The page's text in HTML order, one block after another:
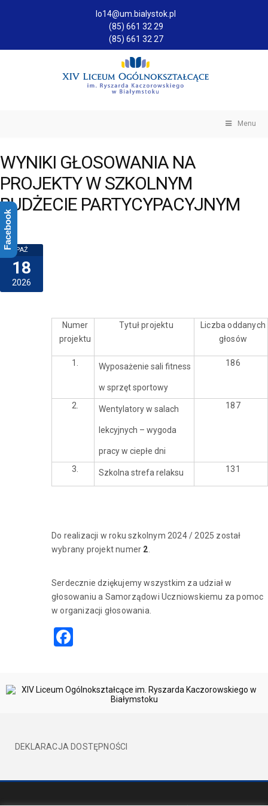
lo14@um.bialystok.pl
(85) 661 32 29
(85) 661 32 27
Menu
WYNIKI GŁOSOWANIA NA
PROJEKTY W SZKOLNYM
BUDŻECIE PARTYCYPACYJNYM
PAŹ
18
2026
Numer
projektu
Tytuł projektu
Liczba oddanych
głosów
1. Wyposażenie sali fitness
w sprzęt sportowy
186
2. Wentylatory w salach
lekcyjnych – wygoda
pracy w ciepłe dni
187
3. Szkolna strefa relaksu 131
Do realizacji w roku szkolnym 2024 / 2025 został
wybrany projekt numer 2
Serdecznie dziękujemy wszystkim za udział w
głosowaniu a Samorządowi Uczniowskiemu za pomoc
w organizacji głosowania.
DEKLARACJA DOSTĘPNOŚCI
Facebook